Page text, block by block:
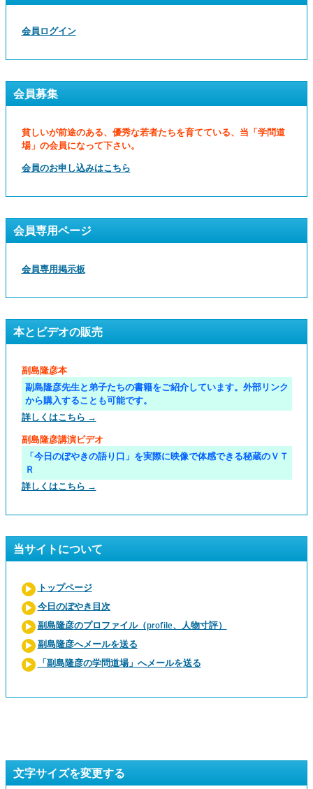
会員ログイン
会員募集
貧しいが前途のある、優秀な若者たちを育てている、当「学問道
場」の会員になって下さい。
会員のお申し込みはこちら
会員専用ページ
会員専用掲示板
本とビデオの販売
副島隆彦本
副島隆彦先生と弟子たちの書籍をご紹介しています。外部リンク
から購入することも可能です。
詳しくはこちら →
副島隆彦講演ビデオ
「今日のぼやきの語り口」を実際に映像で体感できる秘蔵のＶＴ
Ｒ
詳しくはこちら →
当サイトについて
トップページ
今日のぼやき目次
副島隆彦のプロファイル（profile、人物寸評）
副島隆彦へメールを送る
「副島隆彦の学問道場」へメールを送る
文字サイズを変更する